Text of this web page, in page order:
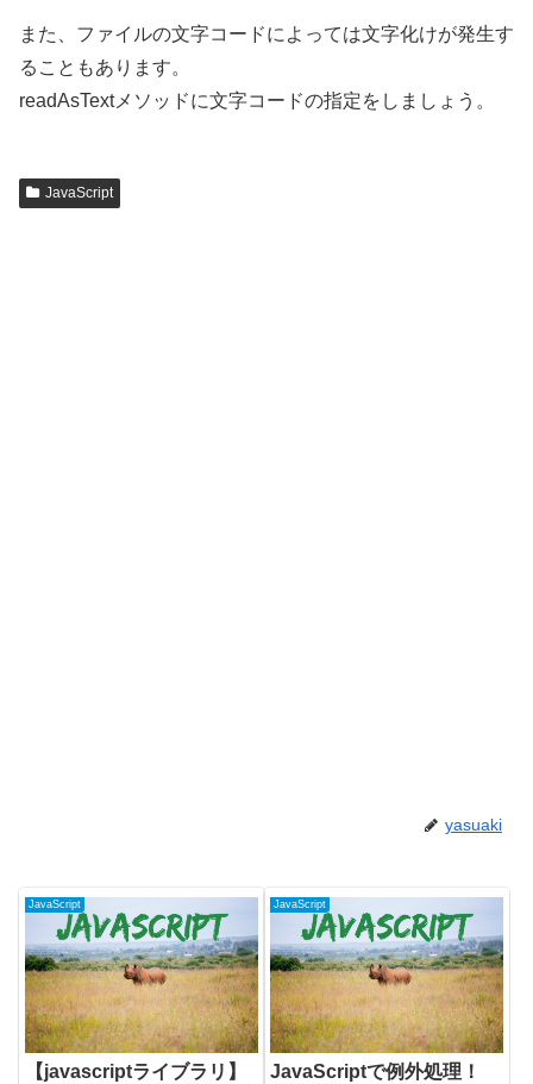
また、ファイルの文字コードによっては文字化けが発生す
ることもあります。
readAsTextメソッドに文字コードの指定をしましょう。
JavaScript
yasuaki
JavaScript
【javascriptライブラリ】
JavaScript
JavaScriptで例外処理！